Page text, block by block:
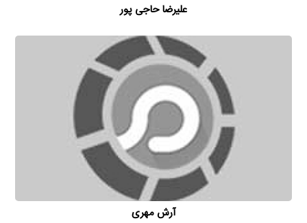
علیرضا حاجی پور
آرش مهری